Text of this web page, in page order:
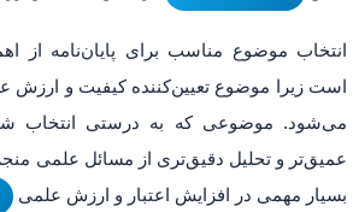
انتخاب موضوع مناسب برای پایان‌نامه از
است زیرا موضوع تعیین‌کننده کیفیت و
می‌شود. موضوعی که به درستی انتخاب
عمیق‌تر و تحلیل دقیق‌تری از مسائل علمی
بسیار مهمی در افزایش اعتبار و ارزش علمی